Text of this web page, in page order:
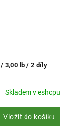
3,00 lb / 2 díly
Skladem v eshopu
Vložit do košíku